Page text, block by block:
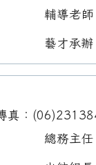
輔導老
藝才承
真：
總務主